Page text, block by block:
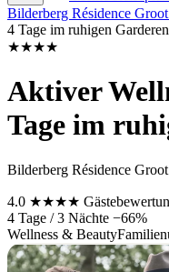
Bilderberg Résidence
4 Tage im ruhigen Garderen
★★★★
Aktiver
Tage im
Bilderberg Résidence
4.0 ★★★★
4 Tage / 3 Nächte −66%
Wellness & Beauty